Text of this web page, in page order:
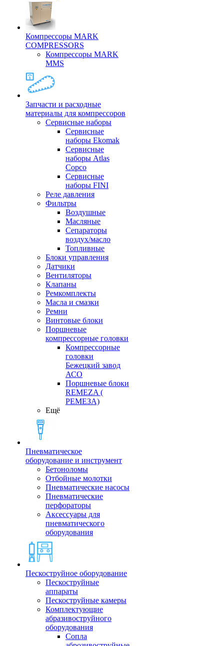
Компрессоры MARK
COMPRESSORS
Компрессоры MARK
MMS
Запчасти и расходные
материалы для компрессоров
Cервисные наборы
Сервисные
наборы Ekomak
Cервисные
наборы Atlas
Copco
Сервисные
наборы FINI
Реле давления
Фильтры
Воздушные
Масляные
Сепараторы
воздух/масло
Топливные
Блоки управления
Датчики
Вентиляторы
Клапаны
Ремкомплекты
Масла и смазки
Ремни
Винтовые блоки
Поршневые
компрессорные головки
Компрессорные
головки
Бежецкий завод
АСО
Поршневые блоки
REMEZA (
РЕМЕЗА)
Ещё
Пневматическое
оборудование и инструмент
Бетоноломы
Отбойные молотки
Пневматические насосы
Пневматические
перфораторы
Аксессуары для
пневматического
оборудования
Пескоструйное оборудование
Пескоструйные
аппараты
Пескоструйные камеры
Комплектующие
абразивоструйного
оборудования
Сопла